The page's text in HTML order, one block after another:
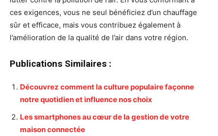
ces exigences, vous ne seul bénéficiez d’un chauffage
sûr et efficace, mais vous contribuez également à
l’amélioration de la qualité de l’air dans votre région.
Publications Similaires :
Découvrez comment la culture populaire façonne
notre quotidien et influence nos choix
Les smartphones au cœur de la gestion de votre
maison connectée